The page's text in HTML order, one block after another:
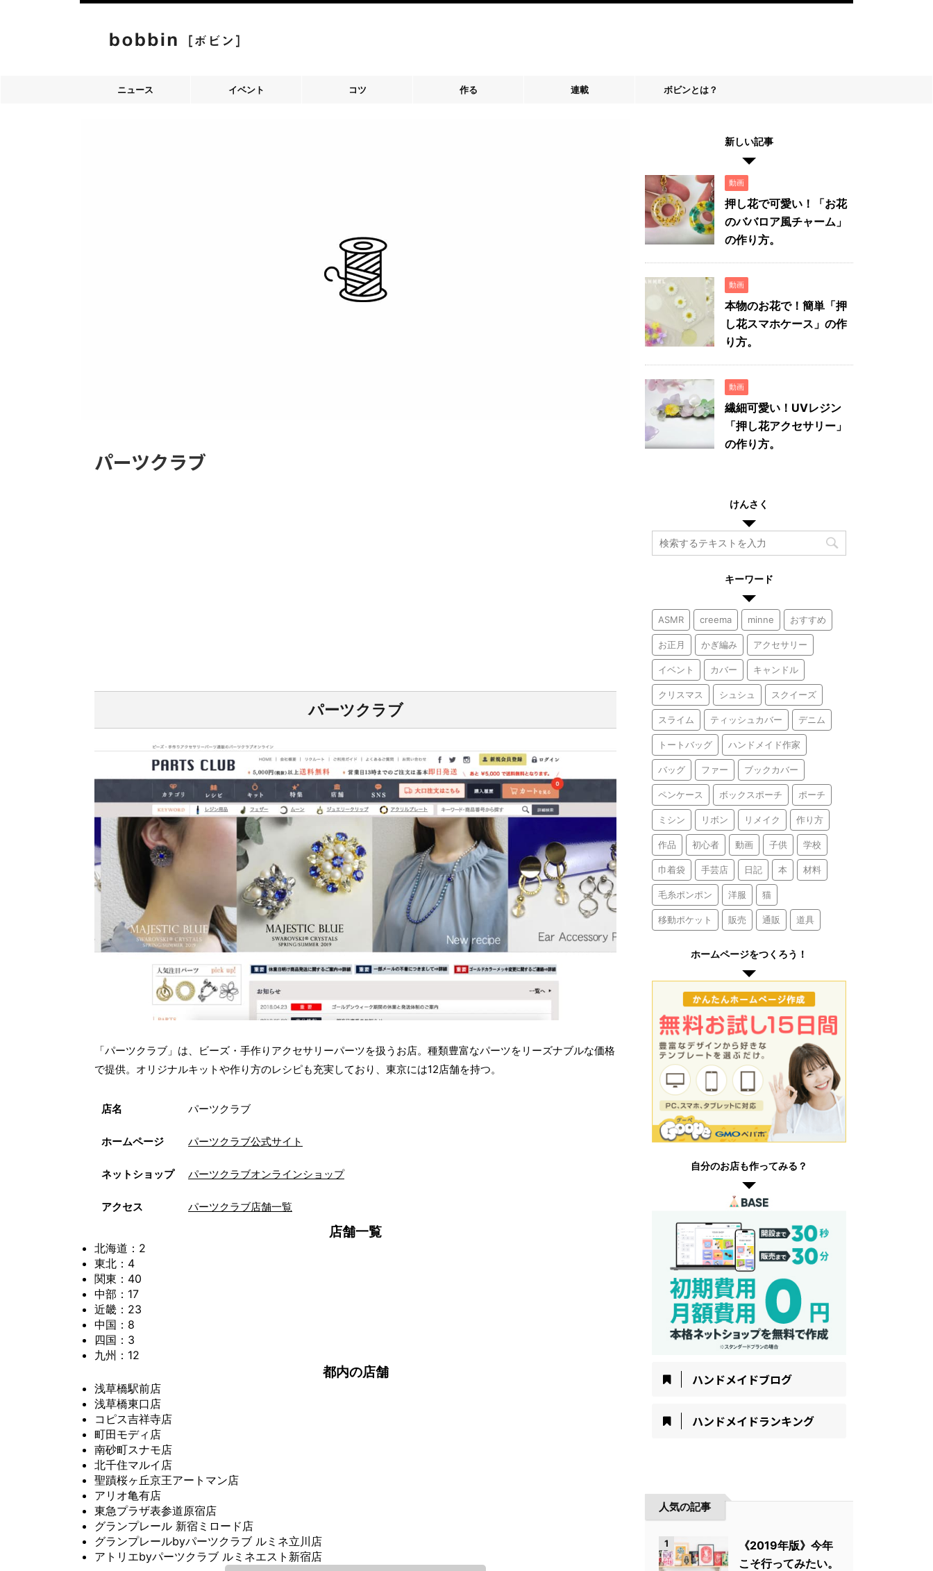
ニュース イベント コツ 作る 連載 ボビンとは？
パーツクラブ
パーツクラブ
「パーツクラブ」は、ビーズ・手作りアクセサリーパーツを扱うお店。種類豊富なパーツをリーズナブルな価格
で提供。オリジナルキットや作り方のレシピも充実しており、東京には12店舗を持つ。
店名 パーツクラブ
ホームページ パーツクラブ公式サイト
ネットショップ パーツクラブオンラインショップ
アクセス パーツクラブ店舗一覧
店舗一覧
北海道：2
東北：4
関東：40
中部：17
近畿：23
中国：8
四国：3
九州：12
都内の店舗
浅草橋駅前店
浅草橋東口店
コピス吉祥寺店
町田モディ店
南砂町スナモ店
北千住マルイ店
聖蹟桜ヶ丘京王アートマン店
アリオ亀有店
東急プラザ表参道原宿店
グランプレール 新宿ミロード店
グランプレールbyパーツクラブ ルミネ立川店
アトリエbyパーツクラブ ルミネエスト新宿店
新しい記事
動画
押し花で可愛い！「お花
のババロア風チャーム」
の作り方。
動画
本物のお花で！簡単「押
し花スマホケース」の作
り方。
動画
繊細可愛い！UVレジン
「押し花アクセサリー」
の作り方。
けんさく
キーワード
ASMR creema minne おすすめ
お正月 かぎ編み アクセサリー
イベント カバー キャンドル
クリスマス シュシュ スクイーズ
スライム ティッシュカバー デニム
トートバッグ ハンドメイド作家
バッグ ファー ブックカバー
ペンケース ボックスポーチ ポーチ
ミシン リボン リメイク 作り方
作品 初心者 動画 子供 学校
巾着袋 手芸店 日記 本 材料
毛糸ポンポン 洋服 猫
移動ポケット 販売 通販 道具
ホームページをつくろう！
自分のお店も作ってみる？
ハンドメイドブログ
ハンドメイドランキング
人気の記事
1
《2019年版》今年
こそ行ってみたい。